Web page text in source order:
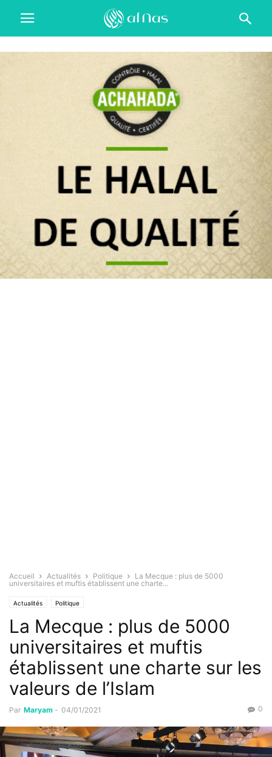
Accueil Actualités Politique
La Mecque : plus de 5000
universitaires et muftis établissent une charte...
Actualités Politique
La Mecque : plus de 5000
universitaires et muftis
établissent une charte sur les
valeurs de l’Islam
Par Maryam - 04/01/2021 0